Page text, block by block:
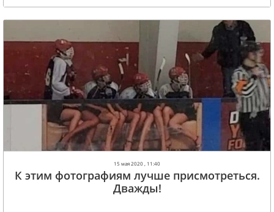
15 мая 2020 , 11:40
К этим фотографиям лучше присмотреться.
Дважды!